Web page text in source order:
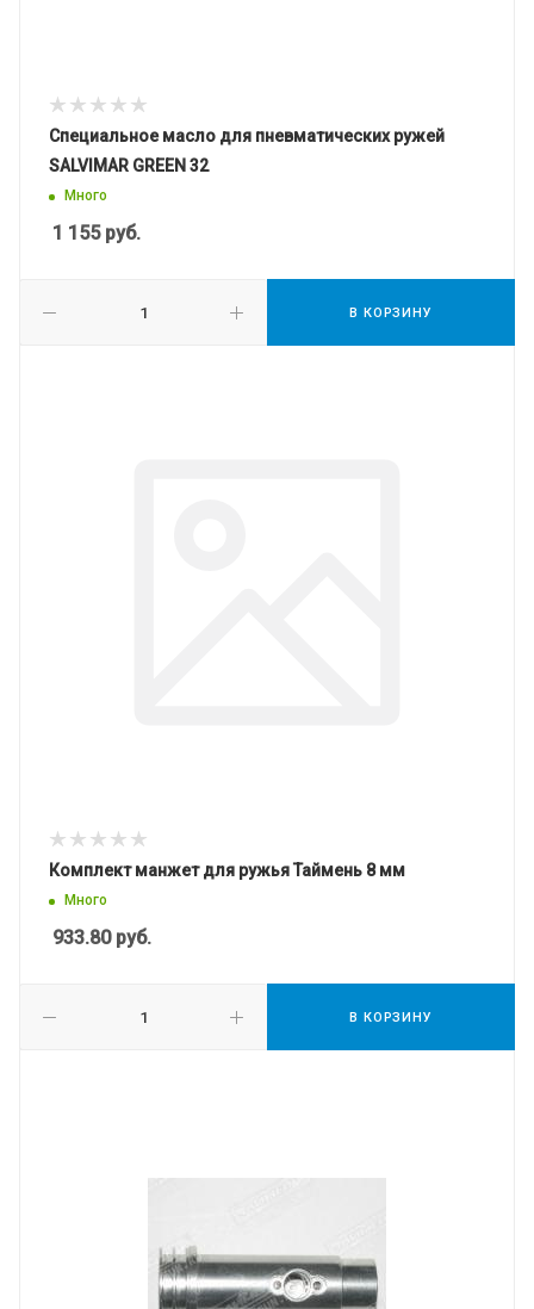
Специальное масло для пневматических ружей
SALVIMAR GREEN 32
Много
1 155руб.
В КОРЗИНУ
Комплект манжет для ружья Таймень 8 мм
Много
933.80руб.
В КОРЗИНУ